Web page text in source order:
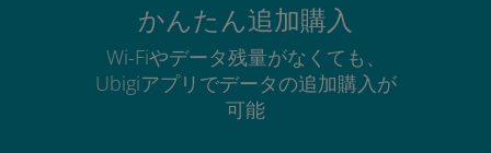
かんたん追加購入
Wi-Fiやデータ残量がなくても、
Ubigiアプリでデータの追加購入が
可能